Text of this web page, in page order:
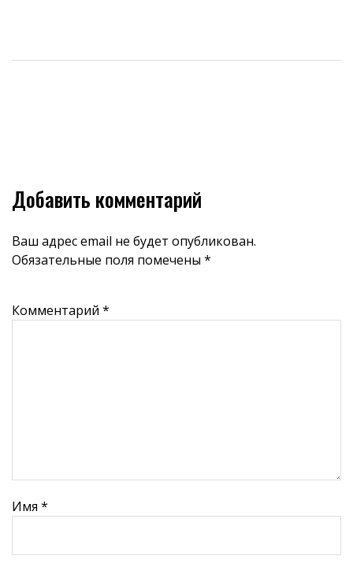
Добавить комментарий
Ваш адрес email не будет опубликован.
Обязательные поля помечены *
Комментарий *
Имя *